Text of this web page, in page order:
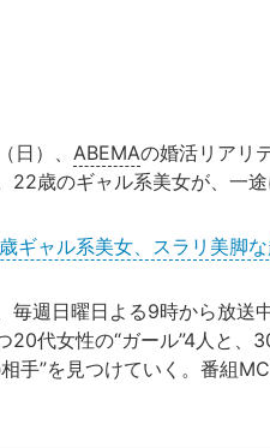
日）、 ABEMAの婚活リアリ
22歳のギャル系美女が、一
ギャル系美女、スラリ美脚
毎週日曜日よる9時から放送
20代女性の“ガール”4人と、
手”を見つけていく。番組MC